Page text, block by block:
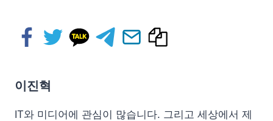
이진혁
IT와 미디어에 관심이 많습니다. 그리고 세상에서 제